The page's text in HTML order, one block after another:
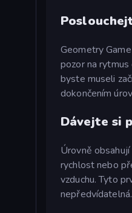
Geometry
pozor na rytmus
byste museli
dokončením
Dávejte si
Úrovně
rychlost nebo
vzduchu. Tyto
nepředvídatelná.